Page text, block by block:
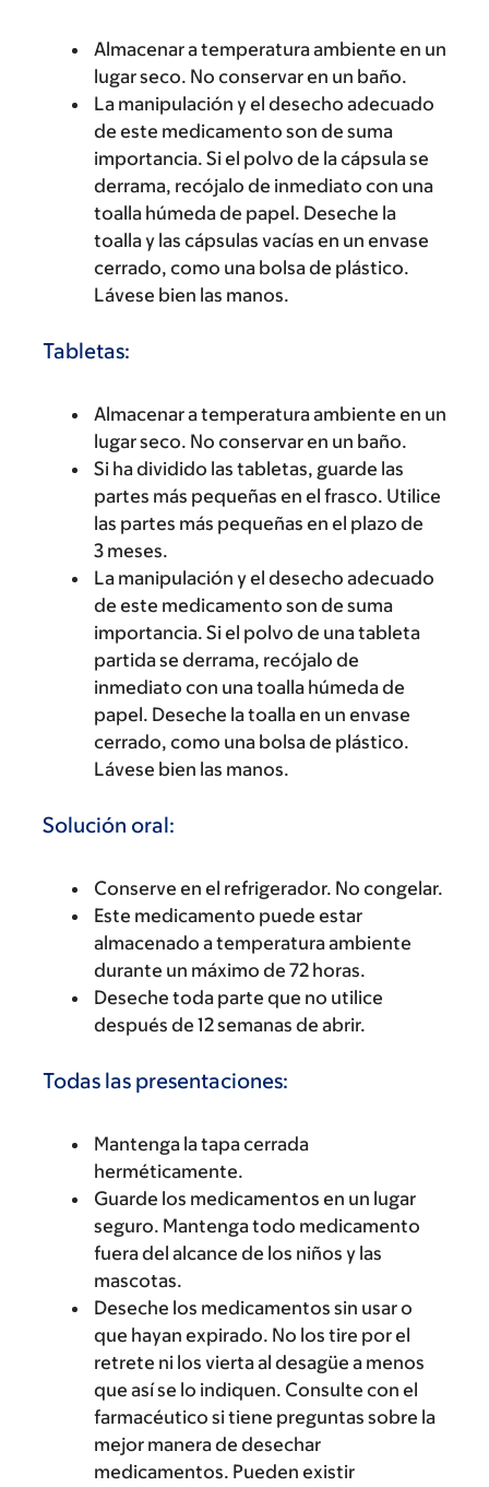
Almacenar a temperatura ambiente en un
lugar seco. No conservar en un baño.
La manipulación y el desecho adecuado
de este medicamento son de suma
importancia. Si el polvo de la cápsula se
derrama, recójalo de inmediato con una
toalla húmeda de papel. Deseche la
toalla y las cápsulas vacías en un envase
cerrado, como una bolsa de plástico.
Lávese bien las manos.
Tabletas:
Almacenar a temperatura ambiente en un
lugar seco. No conservar en un baño.
Si ha dividido las tabletas, guarde las
partes más pequeñas en el frasco. Utilice
las partes más pequeñas en el plazo de
3 meses.
La manipulación y el desecho adecuado
de este medicamento son de suma
importancia. Si el polvo de una tableta
partida se derrama, recójalo de
inmediato con una toalla húmeda de
papel. Deseche la toalla en un envase
cerrado, como una bolsa de plástico.
Lávese bien las manos.
Solución oral:
Conserve en el refrigerador. No congelar.
Este medicamento puede estar
almacenado a temperatura ambiente
durante un máximo de 72 horas.
Deseche toda parte que no utilice
después de 12 semanas de abrir.
Todas las presentaciones:
Mantenga la tapa cerrada
herméticamente.
Guarde los medicamentos en un lugar
seguro. Mantenga todo medicamento
fuera del alcance de los niños y las
mascotas.
Deseche los medicamentos sin usar o
que hayan expirado. No los tire por el
retrete ni los vierta al desagüe a menos
que así se lo indiquen. Consulte con el
farmacéutico si tiene preguntas sobre la
mejor manera de desechar
medicamentos. Pueden existir